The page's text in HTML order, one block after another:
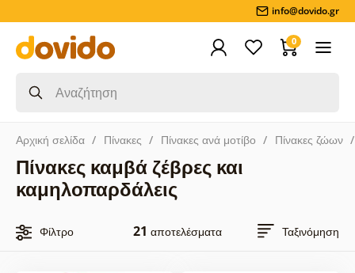
info@dovido.gr
0
Αρχική σελίδα Πίνακες Πίνακες ανά μοτίβο Πίνακες ζώων
Πίνακες καμβά ζέβρες και
καμηλοπαρδάλεις
Φίλτρο 21 αποτελέσματα Ταξινόμηση